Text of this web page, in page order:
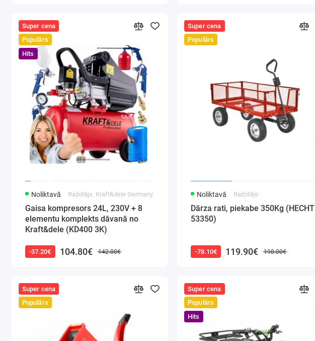
Super cena
Populārs
Hits
Noliktavā Ražotājs: Kraft&dele Germany
Gaisa kompresors 24L, 230V + 8
elementu komplekts dāvanā no
Kraft&dele (KD400 3K)
-37.20€ 104.80€ 142.00€
Super cena
Populārs
Noliktavā Ražotājs:
Dārza rati, piekabe 350Kg (HECHT
53350)
-78.10€ 119.90€ 198.00€
Super cena
Populārs
Super cena
Populārs
Hits